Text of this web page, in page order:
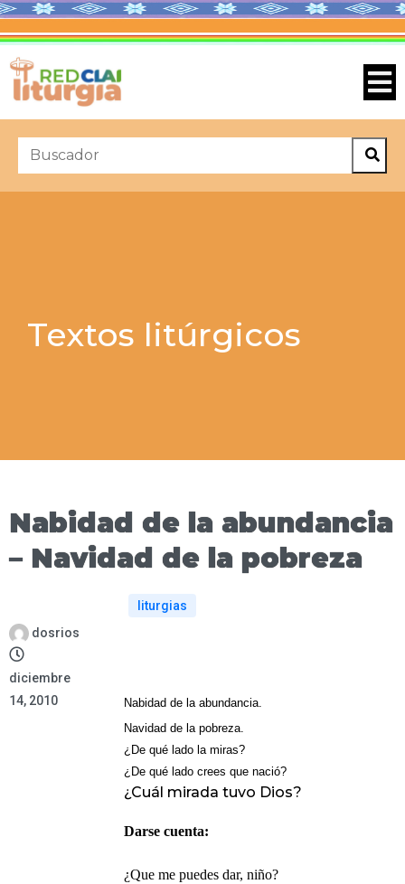
Textos litúrgicos
Nabidad de la abundancia
– Navidad de la pobreza
dosrios
diciembre
14, 2010
liturgias
Nabidad de la abundancia.
Navidad de la pobreza.
¿De qué lado la miras?
¿De qué lado crees que nació?
¿Cuál mirada tuvo Dios?
Darse cuenta:
¿Que me puedes dar, niño?